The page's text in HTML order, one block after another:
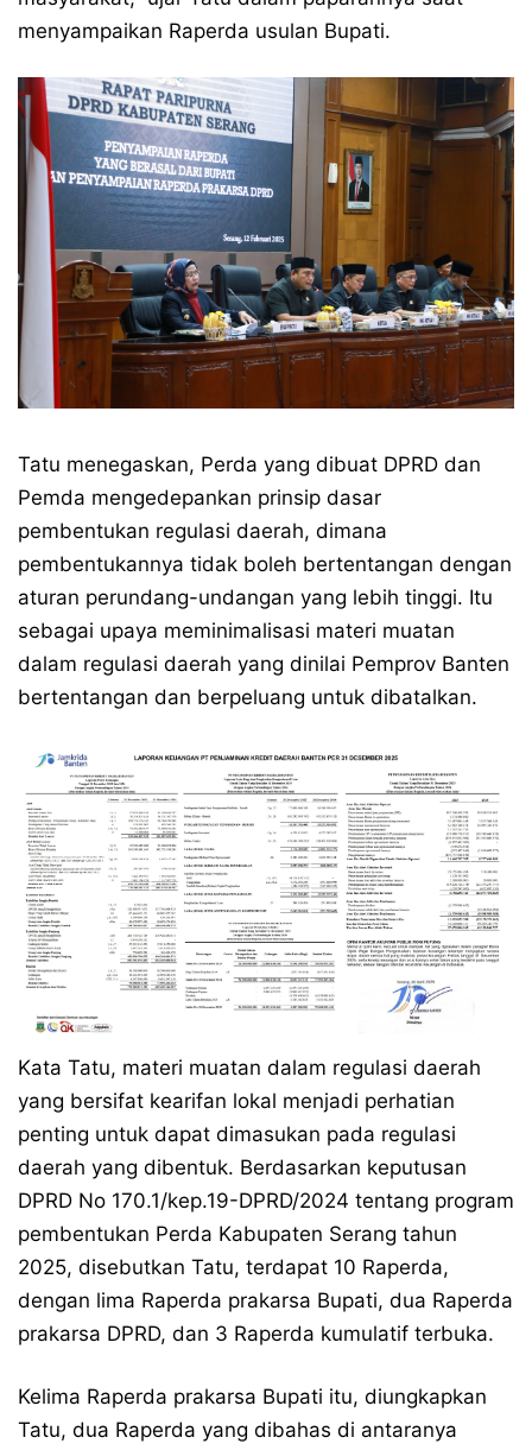
menyampaikan Raperda usulan Bupati.
Tatu menegaskan, Perda yang dibuat DPRD dan
Pemda mengedepankan prinsip dasar
pembentukan regulasi daerah, dimana
pembentukannya tidak boleh bertentangan dengan
aturan perundang-undangan yang lebih tinggi. Itu
sebagai upaya meminimalisasi materi muatan
dalam regulasi daerah yang dinilai Pemprov Banten
bertentangan dan berpeluang untuk dibatalkan.
Kata Tatu, materi muatan dalam regulasi daerah
yang bersifat kearifan lokal menjadi perhatian
penting untuk dapat dimasukan pada regulasi
daerah yang dibentuk. Berdasarkan keputusan
DPRD No 170.1/kep.19-DPRD/2024 tentang program
pembentukan Perda Kabupaten Serang tahun
2025, disebutkan Tatu, terdapat 10 Raperda,
dengan lima Raperda prakarsa Bupati, dua Raperda
prakarsa DPRD, dan 3 Raperda kumulatif terbuka.
Kelima Raperda prakarsa Bupati itu, diungkapkan
Tatu, dua Raperda yang dibahas di antaranya